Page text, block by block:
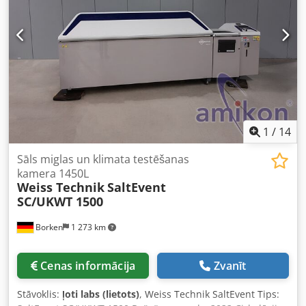
stāvoklis: 100% Akumulatora spriegums: 24 V Akumulatora
ietilpība: 20 Ah Akumulatora izgatavošanas gads: 2026
Apraksts: Jauns aprīkojums Svari,
1 / 14
Borken 1 273 km
Sāls miglas un klimata testēšanas
kamera 1450L
Weiss TechnikSaltEvent
SC/UKWT 1500
Cenas informācija Zvanīt
Stāvoklis: ļoti labs (lietots), Weiss Technik SaltEvent Tips: